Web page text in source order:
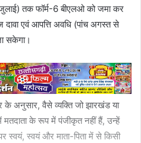
तक फॉर्म-6 बीएलओ को जमा कर
एवं आपत्ति अवधि (पांच अगस्त से
सकेगा।
के अनुसार, वैसे व्यक्ति जो झारखंड या
मतदाता के रूप में पंजीकृत नहीं हैं, उन्हें
स्वयं और माता-पिता में से किसी